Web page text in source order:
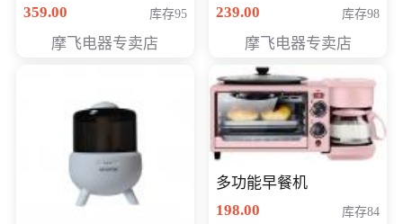
168元
359.00 库存95
摩飞电器专卖店
元
239.00 库存98
摩飞电器专卖店
多功能早餐机
198.00
库存84